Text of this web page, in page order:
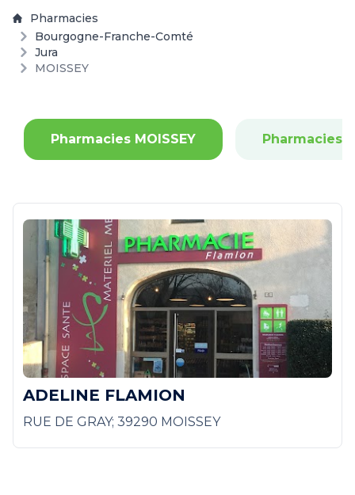
Pharmacies
Bourgogne-Franche-Comté
Jura
MOISSEY
Pharmacies MOISSEY Pharmacies
ADELINE FLAMION
RUE DE GRAY; 39290 MOISSEY